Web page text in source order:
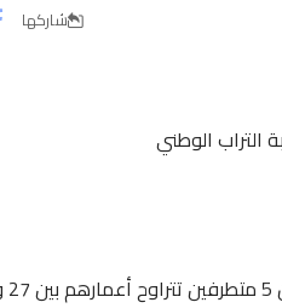
شاركها
التراب الوطني